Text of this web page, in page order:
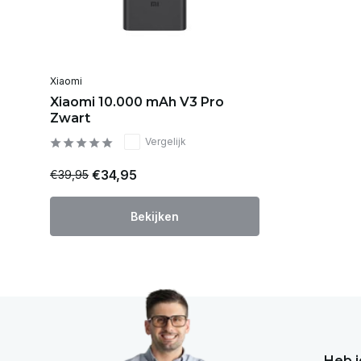
Xiaomi
Xiaomi 10.000 mAh V3 Pro
Zwart
Vergelijk
€39,95 €34,95
Bekijken